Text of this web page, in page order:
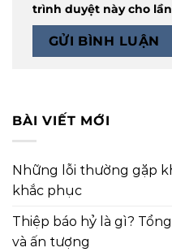
trình duyệt này cho
BÀI VIẾT MỚI
Những lỗi thường gặp
khắc phục
Thiệp báo hỷ là gì?
và ấn tượng